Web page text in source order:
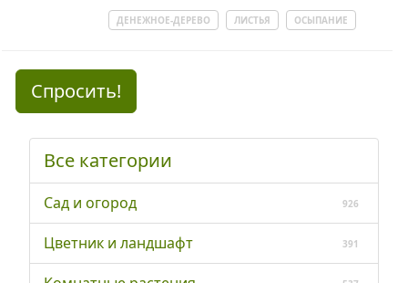
ДЕНЕЖНОЕ-ДЕРЕВО ЛИСТЬЯ ОСЫПАНИЕ
Спросить!
Все категории
Сад и огород 926
Цветник и ландшафт 391